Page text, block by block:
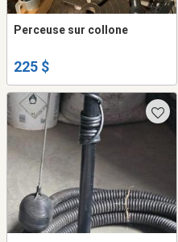
Perceuse sur collone
225 $